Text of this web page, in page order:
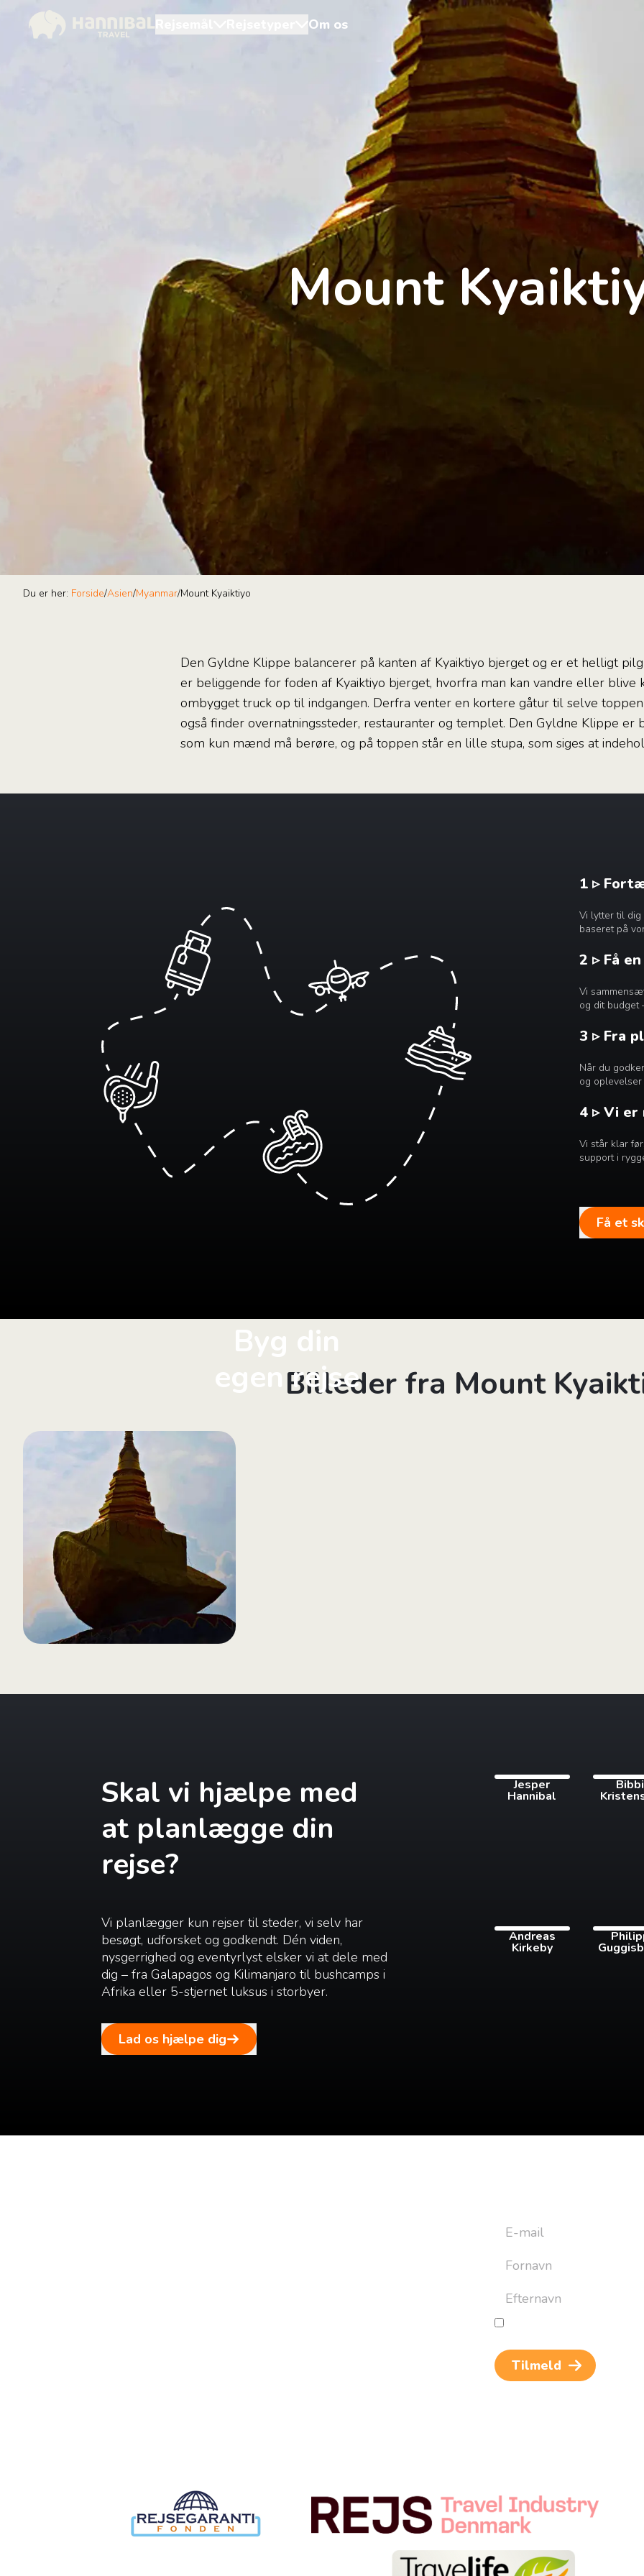
Om os
Mount
Du er her: Forside/Asien/Myanmar/Mount Kyaiktiyo
Den Gyldne Klippe balancerer på kanten af Kyaiktiyo bjerget og er et helligt
er beliggende for foden af Kyaiktiyo bjerget, hvorfra man kan vandre eller blive
ombygget truck op til indgangen. Derfra venter en kortere gåtur til selve
også finder overnatningssteder, restauranter og templet. Den Gyldne Klippe er
som kun mænd må berøre, og på toppen står en lille stupa, som siges at
Byg din
egen rejse
1 ▹
Vi lytter til
baseret på
2 ▹ Få
Vi
og dit
3 ▹ Fra
Når du
og
4 ▹ Vi er
Vi står klar
support i
Få et
Billeder fra Mount
Skal vi hjælpe med
at planlægge din
rejse?
Vi planlægger kun rejser til steder, vi selv har
besøgt, udforsket og godkendt. Dén viden,
nysgerrighed og eventyrlyst elsker vi at dele med
dig – fra Galapagos og Kilimanjaro til bushcamps i
Afrika eller 5-stjernet luksus i storbyer.
Lad os hjælpe dig
Jesper
Hannibal
Bibbi
Andreas
Kirkeby